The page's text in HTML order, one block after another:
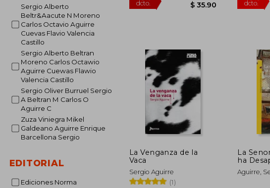
Sergio Alberto
Beltr&Aacute N Moreno
Carlos Octavio Aguirre
Cuevas Flavio Valencia
Castillo
Sergio Alberto Beltran
Moreno Carlos Octawio
Aguirre Cuewas Flawio
Valencia Castillo
Sergio Oliver Burruel Sergio
A Beltran M Carlos O
Aguirre C
Zuza Viniegra Mikel
Galdeano Aguirre Enrique
Barcellona Sergio
EDITORIAL
Ediciones Norma
45%
dcto.
La Venganza de la
Vaca
Sergio Aguirre
(1)
La
ha
(Torre
Amarilla)
Aguirre,